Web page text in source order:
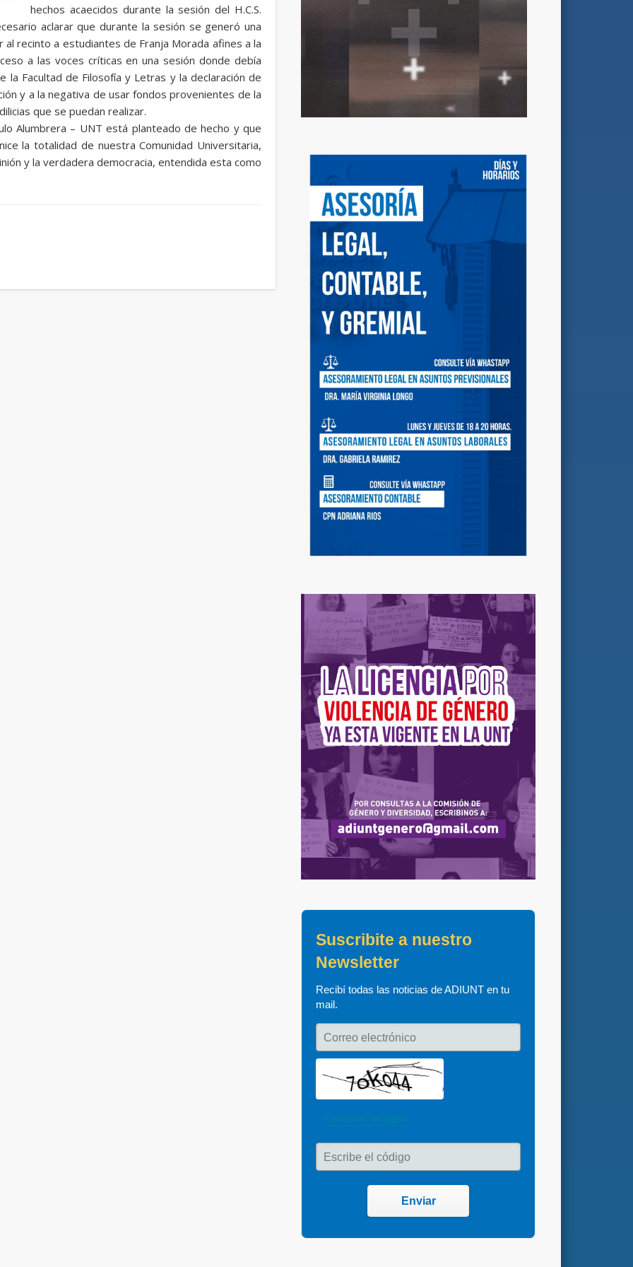
hechos acaecidos durante la sesión del H.C.S.
aclarar que durante la sesión se generó una
recinto a estudiantes de Franja Morada afines a la
a las voces críticas en una sesión donde debía
Facultad de Filosofía y Letras y la declaración de
y a la negativa de usar fondos provenientes de la
que se puedan realizar.
Alumbrera – UNT está planteado de hecho y que
la totalidad de nuestra Comunidad Universitaria,
y la verdadera democracia, entendida esta como
Suscribite a nuestro
Newsletter
Recibí todas las noticias de ADIUNT en tu
mail.
Correo electrónico
Cambiar imagen
Escribe el código